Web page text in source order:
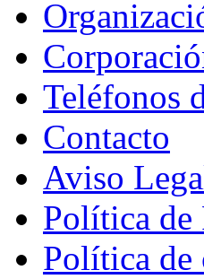
Teléfonos
Contacto
Aviso
Política de
Política de